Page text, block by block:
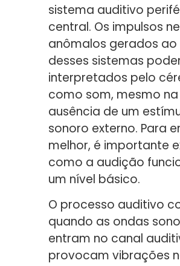
sistema auditivo
central. Os impulsos
anômalos gerados ao
desses sistemas
interpretados pelo
como som, mesmo na
ausência de um
sonoro externo. Para
melhor, é importante
como a audição
um nível básico.
O processo auditivo
quando as ondas
entram no canal
provocam vibrações